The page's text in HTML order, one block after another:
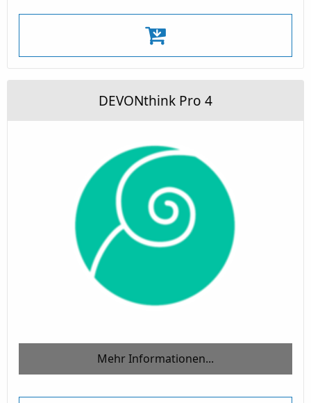
DEVONthink Pro 4
Mehr Informationen...